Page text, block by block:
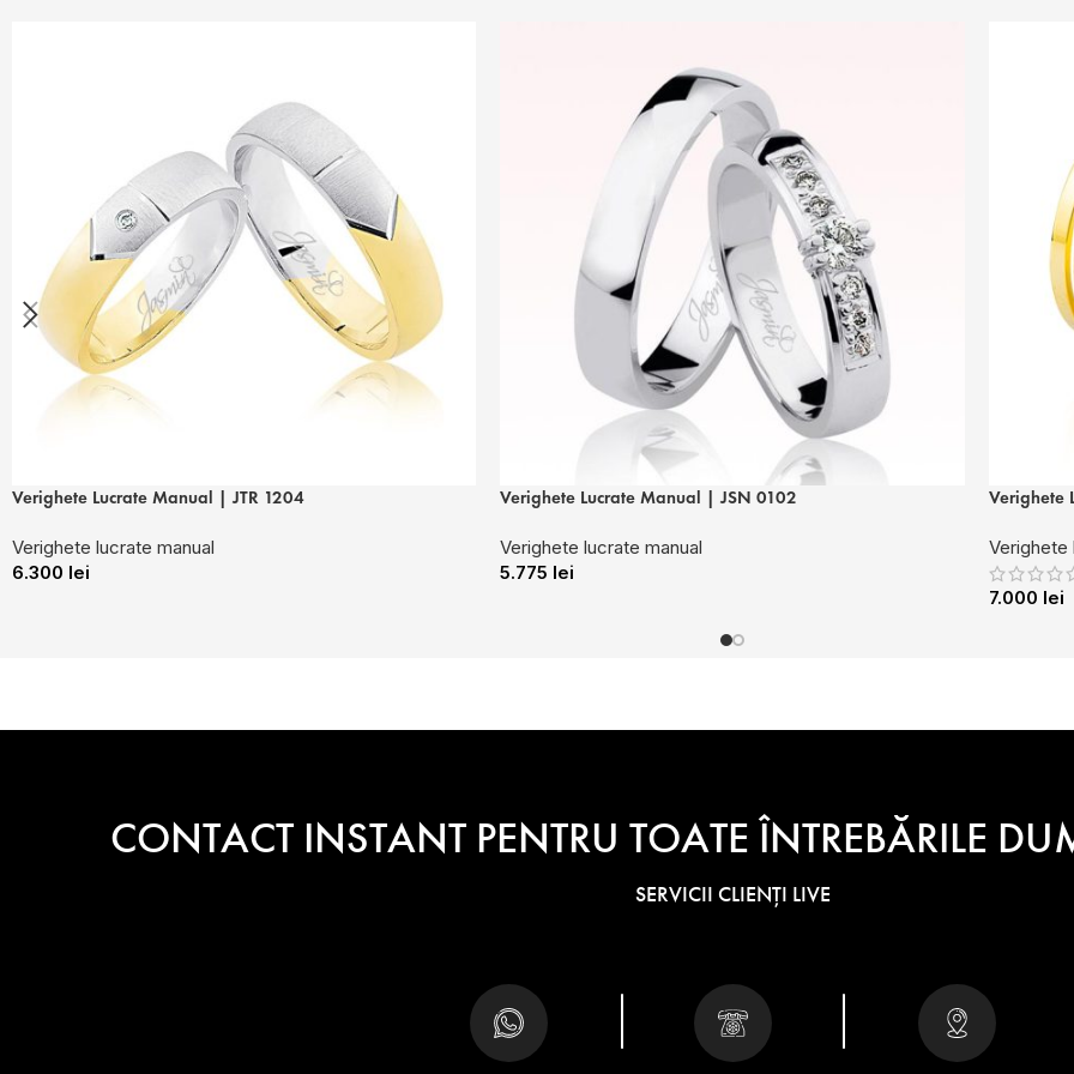
Verighete Lucrate Manual | JTR 1204
Verighete lucrate manual
6.300 lei
Verighete Lucrate Manual | JSN 0102
Verighete lucrate manual
5.775 lei
Verighete
Verighete
7.000 lei
CONTACT INSTANT PENTRU TOATE ÎNTREBĂRILE
SERVICII CLIENȚI LIVE